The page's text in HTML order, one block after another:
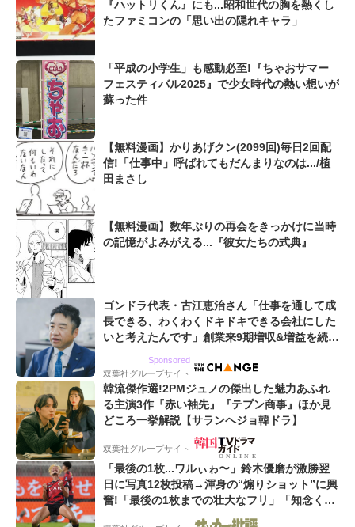
『ハットリくん』にも...昭和世代の胸を熱くし
たファミコンの「思い出の隠れキャラ」
「平成の小学生」も感動必至!『ちゃおサマー
フェスティバル2025』で少女時代の熱い想いが
蘇った件
【無料漫画】かりあげクン(2099回)毎日2回配
信!「仕事中」呼ばれてもだんまりなのは.../植
田まさし
【無料漫画】数年ぶりの再会をきっかけに当時
の記憶がよみがえる...『彼女たちの式典』
ゴンドラ代表・古江恵治さん「仕事を通して成
長できる、わくわくドキドキできる会社にした
いと考えたんです」創業来9期増収&増益を続け
Sponsored
双葉社グループサイト
韓流傑作選!2PMジュノの傑出した魅力あふれ
る主演3作『赤い袖先』『テプン商事』ほか見
どころ一挙解説【サランヘジョ韓ドラ】
双葉社グループサイト
「最後の1枚...ワルぃゎ〜」鈴木優磨が激勝翌
日に写真12枚投稿→渾身の“煽りショット”に興
奮!「最後の1枚までの壮大なフリ」「知念くん
のことどんだけ好きなんよw」